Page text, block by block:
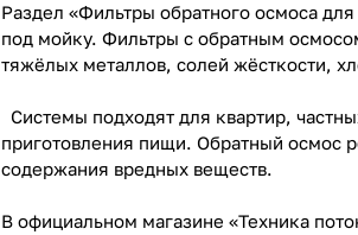
Раздел «Фильтры обратного осмоса
под мойку. Фильтры с обратным
тяжёлых металлов, солей жёсткости,
Системы подходят для квартир,
приготовления пищи. Обратный осмос
содержания вредных веществ.
В официальном магазине «Техника